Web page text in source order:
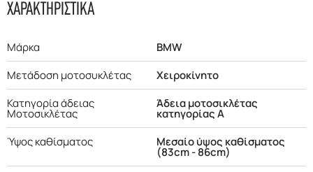
ΧΑΡΑΚΤΗΡΙΣΤΙΚΑ
Μάρκα
BMW
Μετάδοση μοτοσυκλέτας
Χειροκίνητο
Κατηγορία άδειας
Μοτοσικλέτας
Άδεια μοτοσικλέτας
κατηγορίας Α
Ύψος καθίσματος
Μεσαίο ύψος καθίσματος
(83cm - 86cm)